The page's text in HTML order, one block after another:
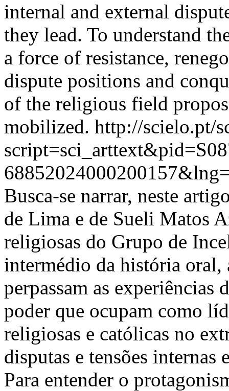
internal and external
they lead. To understand
a force of resistance,
dispute positions and
of the religious field
mobilized. http://scielo.pt/
Busca-se narrar, neste
de Lima e de Sueli Matos
religiosas do Grupo de
intermédio da história oral,
perpassam as experiências
poder que ocupam como
religiosas e católicas no
disputas e tensões internas
Para entender o